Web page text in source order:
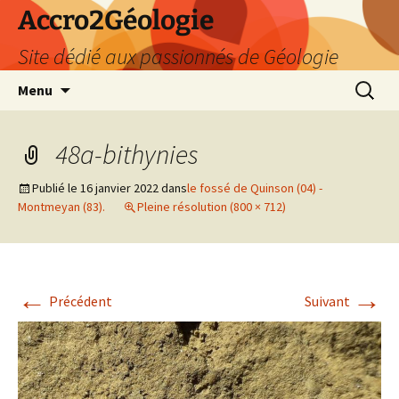
Accro2Géologie
Site dédié aux passionnés de Géologie
Menu
48a-bithynies
Publié le 16 janvier 2022dansle fossé de Quinson (04) -
Montmeyan (83).
Pleine résolution (800 × 712)
← Précédent Suivant →